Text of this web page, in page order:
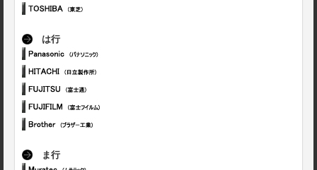
は行
ま行